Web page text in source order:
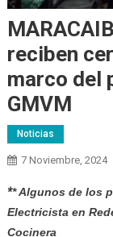
reciben
marco del
GMVM
Noticias
7 Noviembre, 2024
** Algunos de los
Electricista en
Cocinera